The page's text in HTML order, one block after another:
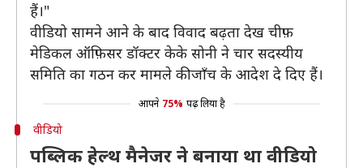
हैं।"
वीडियो सामने आने के बाद विवाद बढ़ता देख चीफ़
मेडिकल ऑफ़िसर डॉक्टर केके सोनी ने चार सदस्यीय
समिति का गठन कर मामले की जाँच के आदेश दे दिए हैं।
आपने 75% पढ़ लिया है
वीडियो
पब्लिक हेल्थ मैनेजर ने बनाया था वीडियो